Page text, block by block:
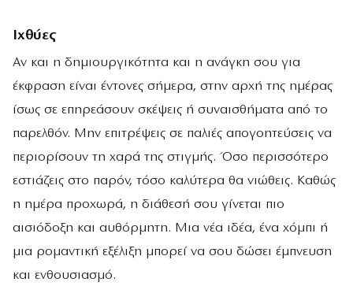
Ιχθύες
Αν και η δημιουργικότητα και η ανάγκη σου για
έκφραση είναι έντονες σήμερα, στην αρχή της ημέρας
ίσως σε επηρεάσουν σκέψεις ή συναισθήματα από το
παρελθόν. Μην επιτρέψεις σε παλιές απογοητεύσεις να
περιορίσουν τη χαρά της στιγμής. Όσο περισσότερο
εστιάζεις στο παρόν, τόσο καλύτερα θα νιώθεις. Καθώς
η ημέρα προχωρά, η διάθεσή σου γίνεται πιο
αισιόδοξη και αυθόρμητη. Μια νέα ιδέα, ένα χόμπι ή
μια ρομαντική εξέλιξη μπορεί να σου δώσει έμπνευση
και ενθουσιασμό.